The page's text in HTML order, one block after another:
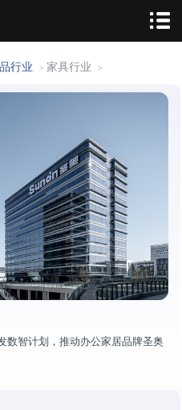
行业 > 家具行业 >
数智计划，推动办公家居品牌圣奥